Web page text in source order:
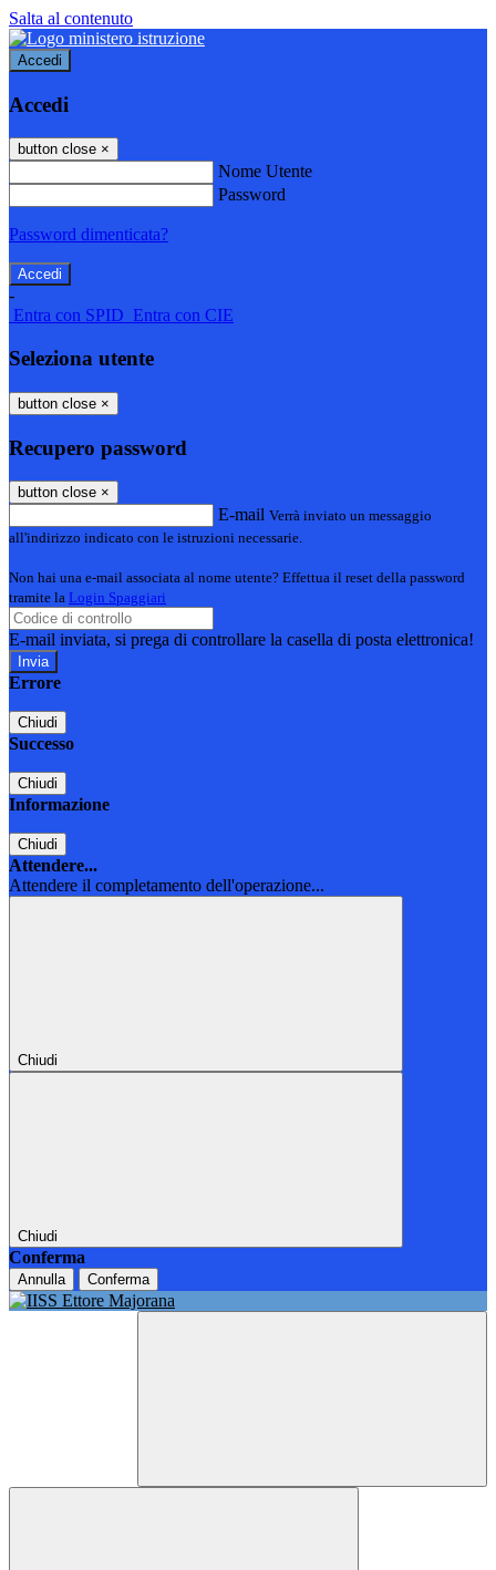
Salta al contenuto
Accedi
Accedi
button close ×
Nome Utente
Password
Password dimenticata?
-
Entra con SPID Entra con CIE
Seleziona utente
button close ×
Recupero password
button close ×
E-mail Verrà inviato un messaggio
all'indirizzo indicato con le istruzioni necessarie.
Non hai una e-mail associata al nome utente? Effettua il reset della password
tramite la Login Spaggiari
E-mail inviata, si prega di controllare la casella di posta elettronica!
Errore
Chiudi
Successo
Chiudi
Informazione
Chiudi
Attendere...
Attendere il completamento dell'operazione...
Chiudi
Chiudi
Conferma
Annulla Conferma